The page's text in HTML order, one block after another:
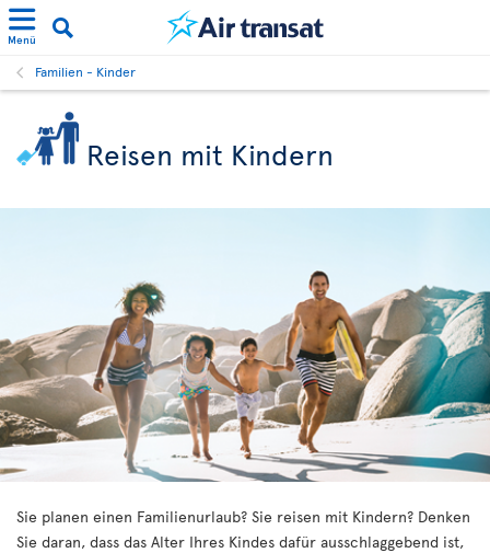
Menü
Familien - Kinder
Reisen mit Kindern
Sie planen einen Familienurlaub? Sie reisen mit Kindern? Denken
Sie daran, dass das Alter Ihres Kindes dafür ausschlaggebend ist,